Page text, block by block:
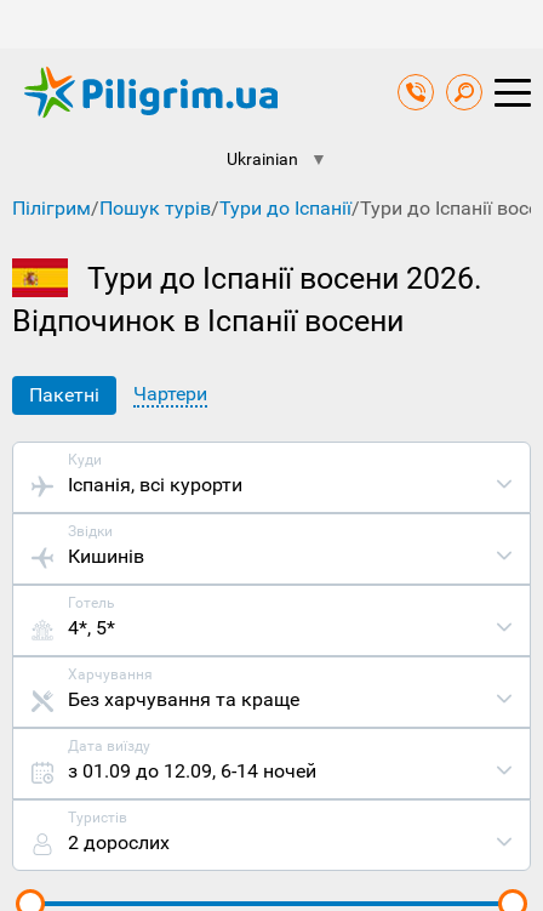
Ukrainian ▼
Пілігрим/Пошук турів/Тури до Іспанії/Тури до Іспанії
Тури до Іспанії восени 2026.
Відпочинок в Іспанії восени
Пакетні Чартери
Куди
Іспанія, всі курорти
Звідки
Кишинів
Готель
4*, 5*
Харчування
Без харчування та краще
Дата виїзду
з 01.09 до 12.09, 6-14 ночей
Туристів
2 дорослих